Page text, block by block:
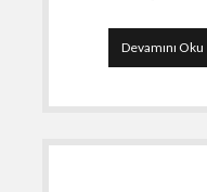
Devamını Oku